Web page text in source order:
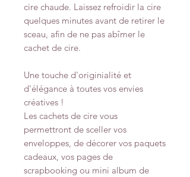
cire chaude. Laissez refroidir la cire
quelques minutes avant de retirer le
sceau, afin de ne pas abîmer le
cachet de cire.
Une touche d'originialité et
d'élégance à toutes vos envies
créatives !
Les cachets de cire vous
permettront de sceller vos
enveloppes, de décorer vos paquets
cadeaux, vos pages de
scrapbooking ou mini album de